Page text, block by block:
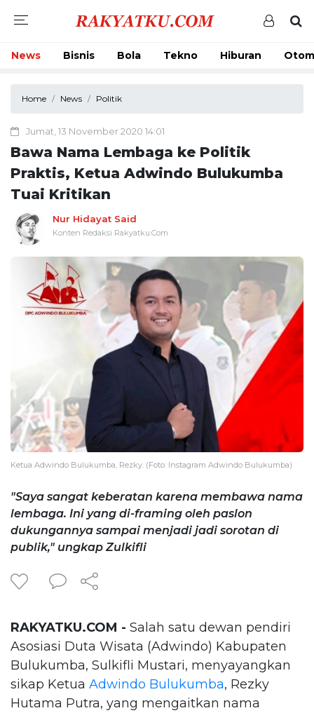
News Bisnis Bola Tekno Hiburan
Home News Politik
Jumat, 13 November 2020 14:01
Bawa Nama Lembaga ke Politik
Praktis, Ketua Adwindo Bulukumba
Tuai Kritikan
Nur Hidayat Said
Konten Redaksi Rakyatku.Com
Ketua Adwindo Bulukumba, Rezky. (Foto: Instagram Adwindo Bulukumba)
"Saya sangat keberatan karena membawa nama
lembaga. Ini yang di-framing oleh paslon
dukungannya sampai menjadi jadi sorotan di
publik," ungkap Zulkifli
RAKYATKU.COM - Salah satu dewan pendiri
Asosiasi Duta Wisata (Adwindo) Kabupaten
Bulukumba, Sulkifli Mustari, menyayangkan
sikap Ketua Adwindo Bulukumba, Rezky
Hutama Putra, yang mengaitkan nama